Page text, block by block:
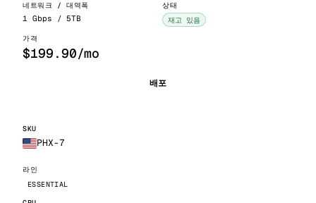
1 Gbps / 5TB 재고 있음
$199.90/mo
배포
PHX-7
ESSENTIAL